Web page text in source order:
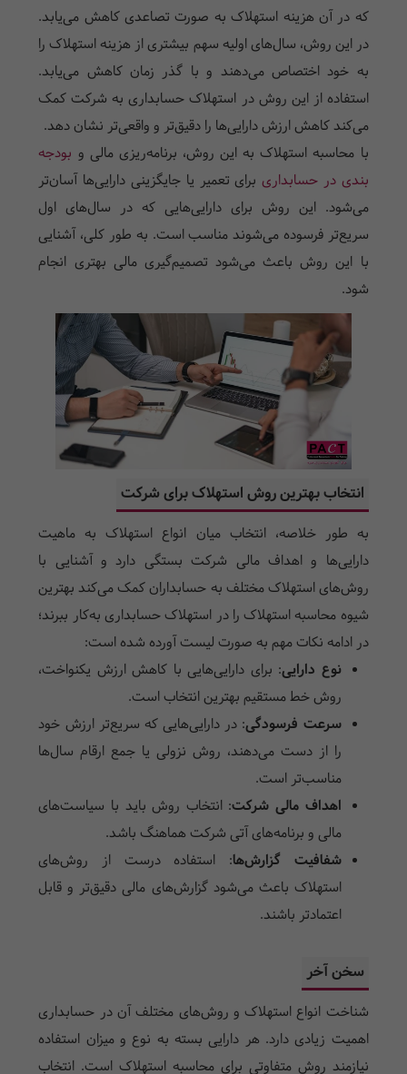
که در آن هزینه استهلاک به صورت تصاعدی کاهش می‌یابد.
در این روش، سال‌های اولیه سهم بیشتری از هزینه استهلاک را
به خود اختصاص می‌دهند و با گذر زمان کاهش می‌یابد.
استفاده از این روش در استهلاک حسابداری به شرکت کمک
می‌کند کاهش ارزش دارایی‌ها را دقیق‌تر و واقعی‌تر نشان دهد.
با محاسبه استهلاک به این روش، برنامه‌ریزی مالی و بودجه
بندی در حسابداریبرای تعمیر یا جایگزینی دارایی‌ها آسان‌تر
می‌شود. این روش برای دارایی‌هایی که در سال‌های اول
سریع‌تر فرسوده می‌شوند مناسب است. به طور کلی، آشنایی
با این روش باعث می‌شود تصمیم‌گیری مالی بهتری انجام
شود.
انتخاب بهترین روش استهلاک برای شرکت
به طور خلاصه، انتخاب میان انواع استهلاک به ماهیت
دارایی‌ها و اهداف مالی شرکت بستگی دارد و آشنایی با
روش‌های استهلاک مختلف به حسابداران کمک می‌کند بهترین
شیوه محاسبه استهلاک را در استهلاک حسابداری به‌کار ببرند؛
در ادامه نکات مهم به صورت لیست آورده شده است:
نوع دارایی: برای دارایی‌هایی با کاهش ارزش یکنواخت،
روش خط مستقیم بهترین انتخاب است.
سرعت فرسودگی: در دارایی‌هایی که سریع‌تر ارزش خود
را از دست می‌دهند، روش نزولی یا جمع ارقام سال‌ها
مناسب‌تر است.
اهداف مالی شرکت: انتخاب روش باید با سیاست‌های
مالی و برنامه‌های آتی شرکت هماهنگ باشد.
شفافیت گزارش‌ها: استفاده درست از روش‌های
استهلاک باعث می‌شود گزارش‌های مالی دقیق‌تر و قابل
اعتمادتر باشند.
سخن آخر
شناخت انواع استهلاک و روش‌های مختلف آن در حسابداری
اهمیت زیادی دارد. هر دارایی بسته به نوع و میزان استفاده
نیازمند روش متفاوتی برای محاسبه استهلاک است. انتخاب